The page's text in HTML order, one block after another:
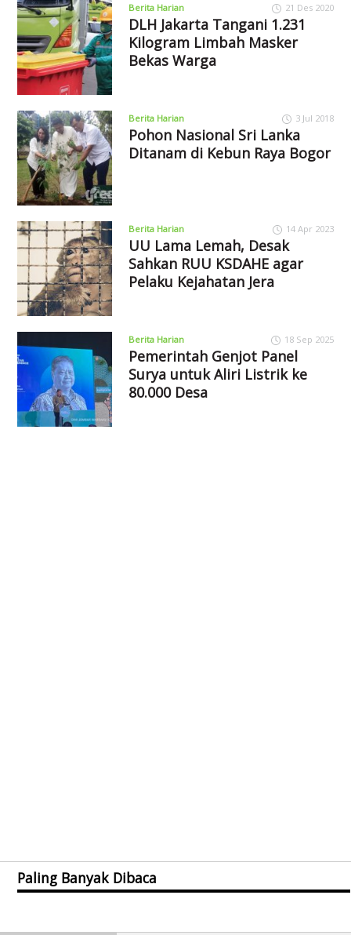
Berita Harian 21 Des 2020
DLH Jakarta Tangani 1.231
Kilogram Limbah Masker
Bekas Warga
Berita Harian 3 Jul 2018
Pohon Nasional Sri Lanka
Ditanam di Kebun Raya Bogor
Berita Harian 14 Apr 2023
UU Lama Lemah, Desak
Sahkan RUU KSDAHE agar
Pelaku Kejahatan Jera
Berita Harian 18 Sep 2025
Pemerintah Genjot Panel
Surya untuk Aliri Listrik ke
80.000 Desa
Paling Banyak Dibaca